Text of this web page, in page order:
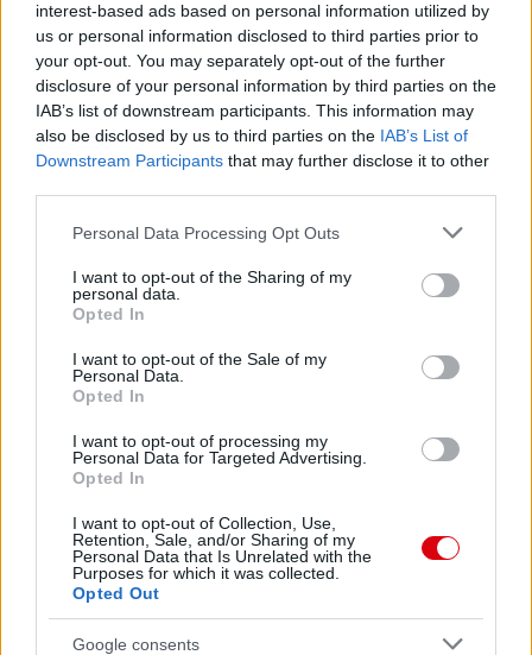
interest-based ads based on personal information utilized by
us or personal information disclosed to third parties prior to
your opt-out. You may separately opt-out of the further
disclosure of your personal information by third parties on the
IAB’s list of downstream participants. This information may
also be disclosed by us to third parties on the IAB’s List of
Downstream Participants that may further disclose it to other
Please note that this website/app uses one or more Google
not limited to your visit or usage behaviour. You may click to
grant or deny consent to Google and its third-party tags to
use your data for below specified purposes in below Google
consent section.
Personal Data Processing Opt Outs
I want to opt-out of the Sharing of my
personal data.
Opted In
I want to opt-out of the Sale of my
Personal Data.
Opted In
I want to opt-out of processing my
Personal Data for Targeted Advertising.
Opted In
I want to opt-out of Collection, Use,
Retention, Sale, and/or Sharing of my
Personal Data that Is Unrelated with the
Purposes for which it was collected.
Opted Out
Google consents